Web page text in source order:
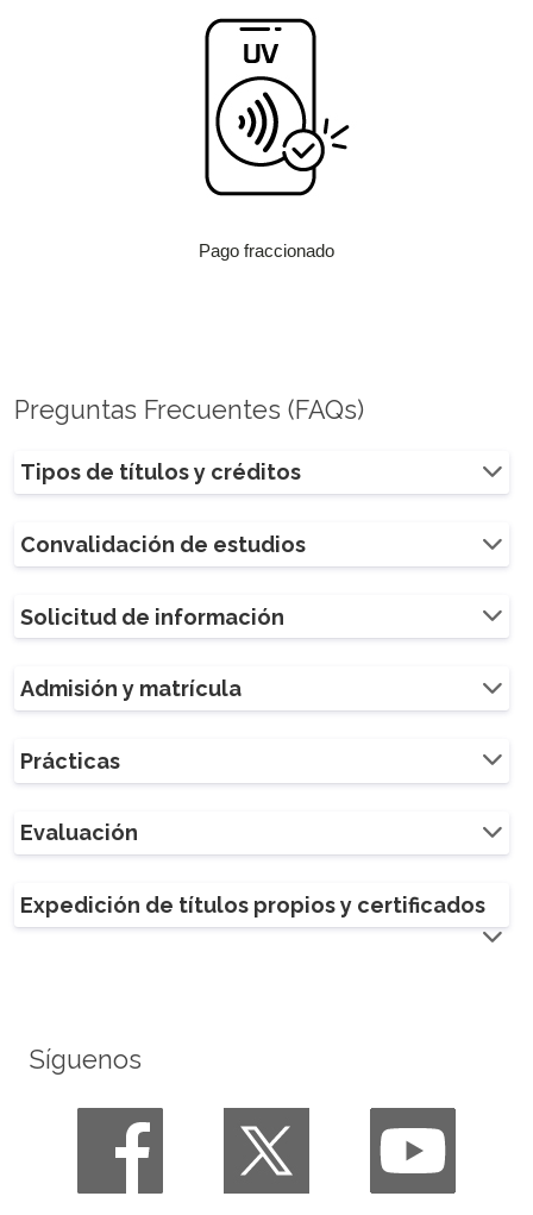
Pago fraccionado
Preguntas Frecuentes (FAQs)
Tipos de títulos y créditos
Convalidación de estudios
Solicitud de información
Admisión y matrícula
Prácticas
Evaluación
Expedición de títulos propios y certificados
Síguenos